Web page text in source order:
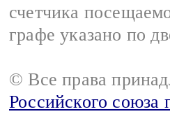
счетчика
графе указано по
© Все права
Российского союза